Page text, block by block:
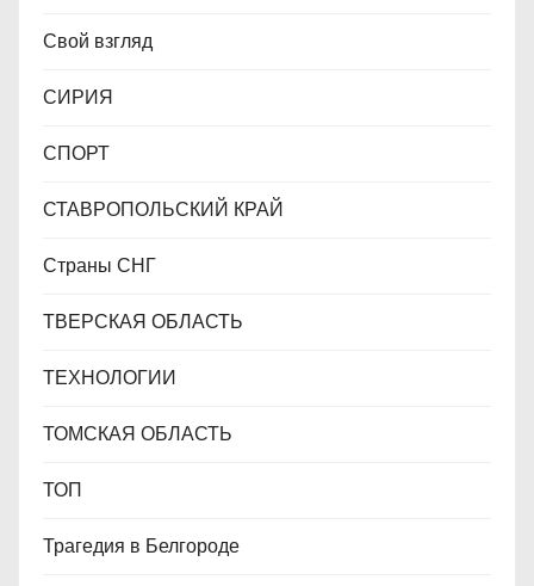
Свой взгляд
СИРИЯ
СПОРТ
СТАВРОПОЛЬСКИЙ КРАЙ
Страны СНГ
ТВЕРСКАЯ ОБЛАСТЬ
ТЕХНОЛОГИИ
ТОМСКАЯ ОБЛАСТЬ
ТОП
Трагедия в Белгороде